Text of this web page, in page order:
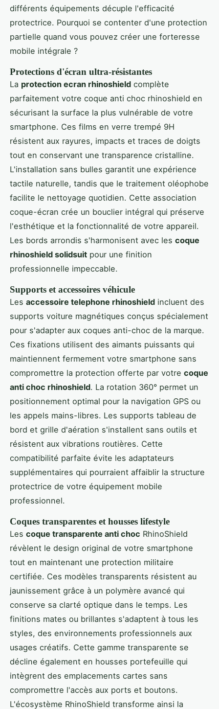
différents équipements décuple l'efficacité
protectrice. Pourquoi se contenter d'une protection
partielle quand vous pouvez créer une forteresse
mobile intégrale ?
Protections d'écran ultra-résistantes
La protection ecran rhinoshield complète
parfaitement votre coque anti choc rhinoshield en
sécurisant la surface la plus vulnérable de votre
smartphone. Ces films en verre trempé 9H
résistent aux rayures, impacts et traces de doigts
tout en conservant une transparence cristalline.
L'installation sans bulles garantit une expérience
tactile naturelle, tandis que le traitement oléophobe
facilite le nettoyage quotidien. Cette association
coque-écran crée un bouclier intégral qui préserve
l'esthétique et la fonctionnalité de votre appareil.
Les bords arrondis s'harmonisent avec les coque
rhinoshield solidsuit pour une finition
professionnelle impeccable.
Supports et accessoires véhicule
Les accessoire telephone rhinoshield incluent des
supports voiture magnétiques conçus spécialement
pour s'adapter aux coques anti-choc de la marque.
Ces fixations utilisent des aimants puissants qui
maintiennent fermement votre smartphone sans
compromettre la protection offerte par votre coque
anti choc rhinoshield. La rotation 360° permet un
positionnement optimal pour la navigation GPS ou
les appels mains-libres. Les supports tableau de
bord et grille d'aération s'installent sans outils et
résistent aux vibrations routières. Cette
compatibilité parfaite évite les adaptateurs
supplémentaires qui pourraient affaiblir la structure
protectrice de votre équipement mobile
professionnel.
Coques transparentes et housses lifestyle
Les coque transparente anti choc RhinoShield
révèlent le design original de votre smartphone
tout en maintenant une protection militaire
certifiée. Ces modèles transparents résistent au
jaunissement grâce à un polymère avancé qui
conserve sa clarté optique dans le temps. Les
finitions mates ou brillantes s'adaptent à tous les
styles, des environnements professionnels aux
usages créatifs. Cette gamme transparente se
décline également en housses portefeuille qui
intègrent des emplacements cartes sans
compromettre l'accès aux ports et boutons.
L'écosystème RhinoShield transforme ainsi la